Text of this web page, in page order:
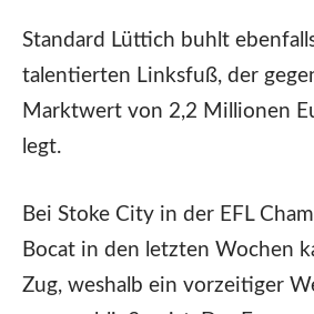
Standard Lüttich buhlt
talentierten Linksfuß, der
Marktwert von 2,2 Millionen
legt.
Bei Stoke City in der EFL
Bocat in den letzten Wochen
Zug, weshalb ein vorzeitiger